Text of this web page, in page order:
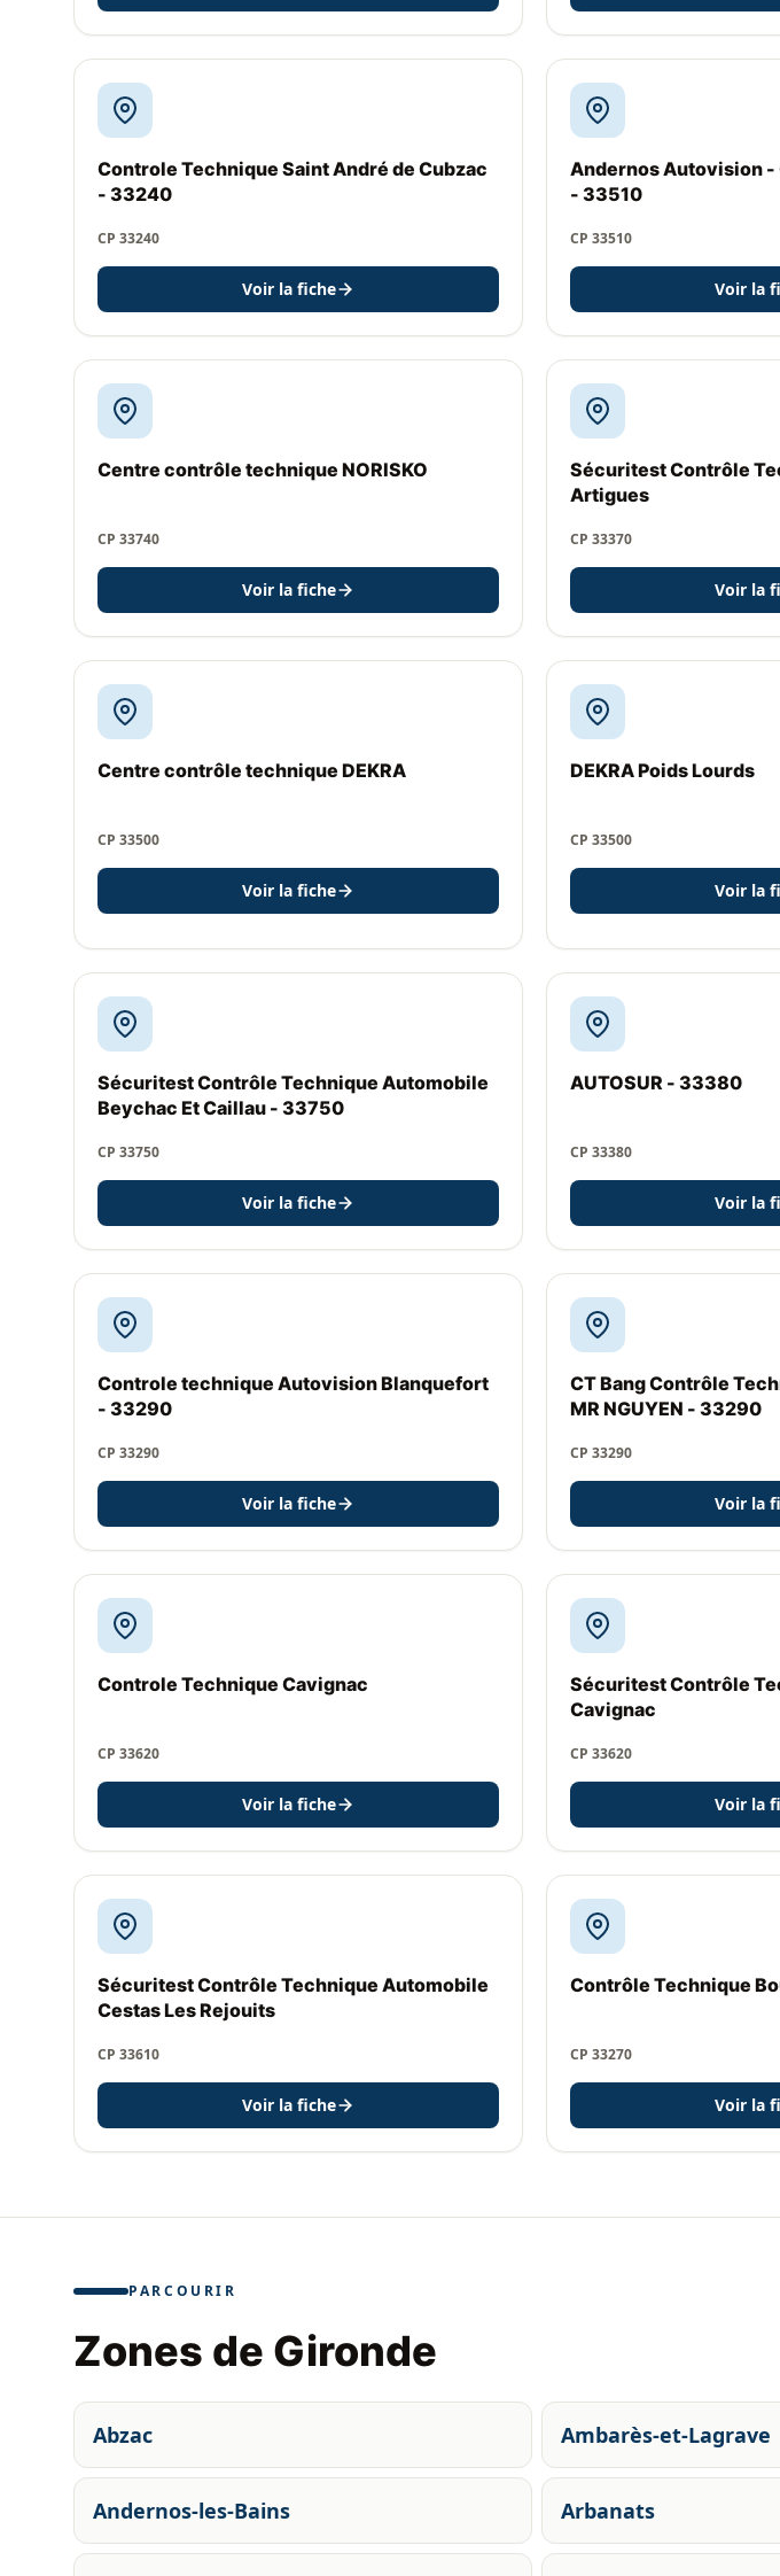
Controle Technique Saint André de Cubzac
- 33240
CP 33240
Voir la fiche
Andernos Autovision
- 33510
CP 33510
Voir la
Centre contrôle technique NORISKO
CP 33740
Voir la fiche
Sécuritest Contrôle
Artigues
CP 33370
Voir la
Centre contrôle technique DEKRA
CP 33500
Voir la fiche
DEKRA Poids Lourds
CP 33500
Voir la
Sécuritest Contrôle Technique Automobile
Beychac Et Caillau - 33750
CP 33750
Voir la fiche
AUTOSUR - 33380
CP 33380
Voir la
Controle technique Autovision Blanquefort
- 33290
CP 33290
Voir la fiche
CT Bang Contrôle
MR NGUYEN - 33290
CP 33290
Voir la
Controle Technique Cavignac
CP 33620
Voir la fiche
Sécuritest Contrôle
Cavignac
CP 33620
Voir la
Sécuritest Contrôle Technique Automobile
Cestas Les Rejouits
CP 33610
Voir la fiche
Contrôle Technique
CP 33270
Voir la
PARCOURIR
Zones de Gironde
Abzac Ambarès-et-Lagrave
Andernos-les-Bains Arbanats